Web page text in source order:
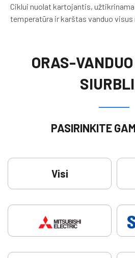
Ciklui nuolat kartojantis,
temperatūra ir karštas vanduo visus
ORAS-
PASIRINKITE
Visi